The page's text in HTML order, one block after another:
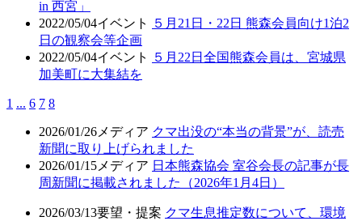
in 西宮」
2022/05/04イベント
５月21日・22日 熊森会員向け1泊2
日の観察会等企画
2022/05/04イベント
５月22日全国熊森会員は、宮城県
加美町に大集結を
1 ... 6 7 8
2026/01/26 メディア クマ出没の“本当の背景”が、読売
新聞に取り上げられました
2026/01/15 メディア 日本熊森協会 室谷会長の記事が長
周新聞に掲載されました（2026年1月4日）
2026/03/13要望・提案 クマ生息推定数について、環境